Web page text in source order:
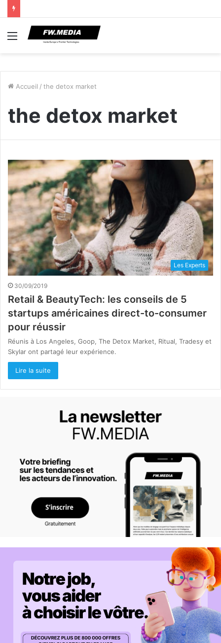
Menu
Accueil / the detox market
the detox market
Les Experts
30/09/2019
Retail & BeautyTech: les conseils de 5
startups américaines direct-to-consumer
pour réussir
Réunis à Los Angeles, Goop, The Detox Market, Ritual, Tradesy et
Skylar ont partagé leur expérience.
Lire la suite